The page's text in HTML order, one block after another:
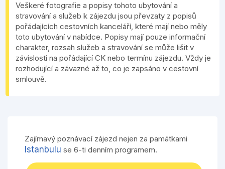
Veškeré fotografie a popisy tohoto ubytování a
stravování a služeb k zájezdu jsou převzaty z popisů
pořádajících cestovních kanceláří, které mají nebo měly
toto ubytování v nabídce. Popisy mají pouze informační
charakter, rozsah služeb a stravování se může lišit v
závislosti na pořádající CK nebo termínu zájezdu. Vždy je
rozhodující a závazné až to, co je zapsáno v cestovní
smlouvě.
Zajímavý poznávací zájezd nejen za památkami
Istanbulu se 6-ti denním programem.